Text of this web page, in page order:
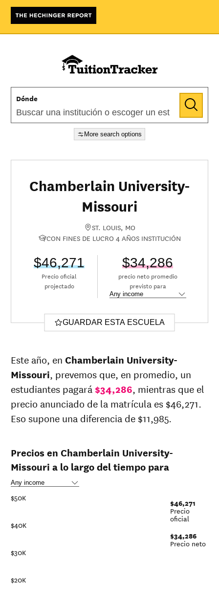
Dónde
More search options
Chamberlain University-
Missouri
ST. LOUIS, MO
CON FINES DE LUCRO 4 AÑOS INSTITUCIÓN
$46,271
Precio oficial
projectado
$34,286
precio neto promedio
previsto para
GUARDAR ESTA ESCUELA
Este año, en Chamberlain University-
Missouri, prevemos que, en promedio, un
estudiantes pagará $34,286, mientras que el
precio anunciado de la matrícula es $46,271.
Eso supone una diferencia de $11,985.
Precios en Chamberlain University-
Missouri a lo largo del tiempo para
$20K
$30K
$40K
$50K $46,271
Precio
oficial
$34,286
Precio neto